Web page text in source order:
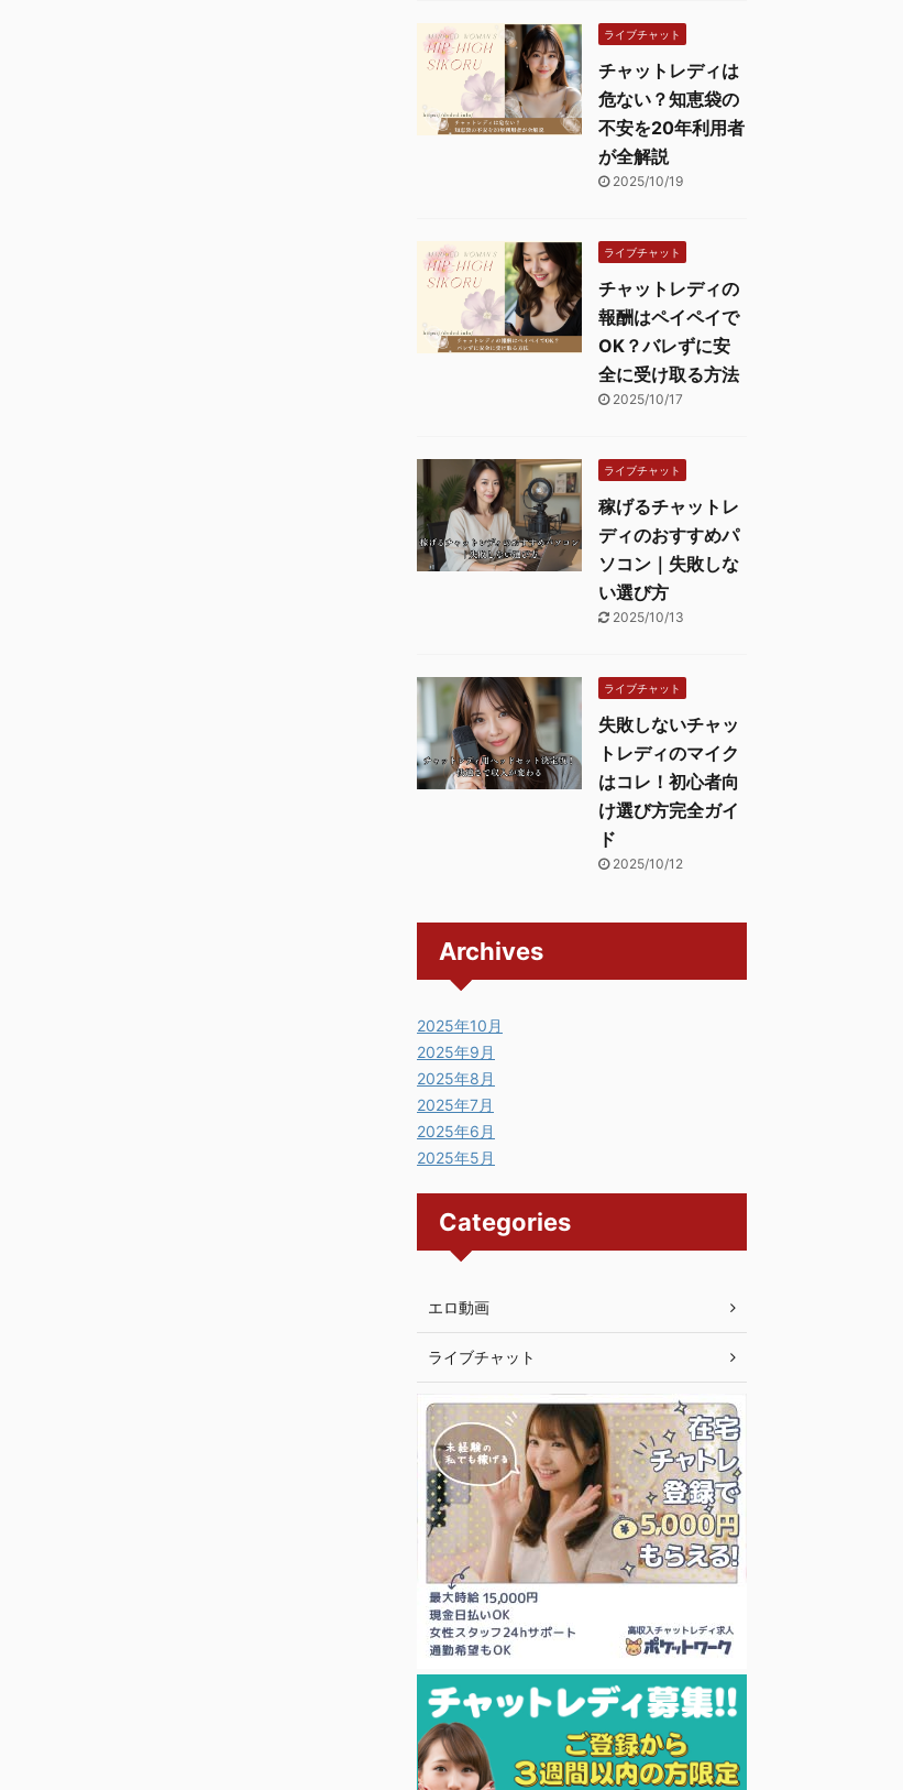
ライブチャット
チャットレディは
危ない？知恵袋の
不安を20年利用者
が全解説
2025/10/19
ライブチャット
チャットレディの
報酬はペイペイで
OK？バレずに安
全に受け取る方法
2025/10/17
ライブチャット
稼げるチャットレ
ディのおすすめパ
ソコン｜失敗しな
い選び方
2025/10/13
ライブチャット
失敗しないチャッ
トレディのマイク
はコレ！初心者向
け選び方完全ガイ
ド
2025/10/12
Archives
2025年10月
2025年9月
2025年8月
2025年7月
2025年6月
2025年5月
Categories
エロ動画
ライブチャット